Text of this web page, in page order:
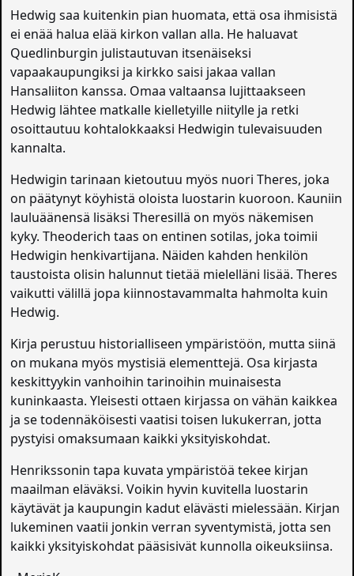
Hedwig saa kuitenkin pian huomata, että osa ihmisistä
ei enää halua elää kirkon vallan alla. He haluavat
Quedlinburgin julistautuvan itsenäiseksi
vapaakaupungiksi ja kirkko saisi jakaa vallan
Hansaliiton kanssa. Omaa valtaansa lujittaakseen
Hedwig lähtee matkalle kielletyille niitylle ja retki
osoittautuu kohtalokkaaksi Hedwigin tulevaisuuden
kannalta.
Hedwigin tarinaan kietoutuu myös nuori Theres, joka
on päätynyt köyhistä oloista luostarin kuoroon. Kauniin
lauluäänensä lisäksi Theresillä on myös näkemisen
kyky. Theoderich taas on entinen sotilas, joka toimii
Hedwigin henkivartijana. Näiden kahden henkilön
taustoista olisin halunnut tietää mielelläni lisää. Theres
vaikutti välillä jopa kiinnostavammalta hahmolta kuin
Hedwig.
Kirja perustuu historialliseen ympäristöön, mutta siinä
on mukana myös mystisiä elementtejä. Osa kirjasta
keskittyykin vanhoihin tarinoihin muinaisesta
kuninkaasta. Yleisesti ottaen kirjassa on vähän kaikkea
ja se todennäköisesti vaatisi toisen lukukerran, jotta
pystyisi omaksumaan kaikki yksityiskohdat.
Henrikssonin tapa kuvata ympäristöä tekee kirjan
maailman eläväksi. Voikin hyvin kuvitella luostarin
käytävät ja kaupungin kadut elävästi mielessään. Kirjan
lukeminen vaatii jonkin verran syventymistä, jotta sen
kaikki yksityiskohdat pääsisivät kunnolla oikeuksiinsa.